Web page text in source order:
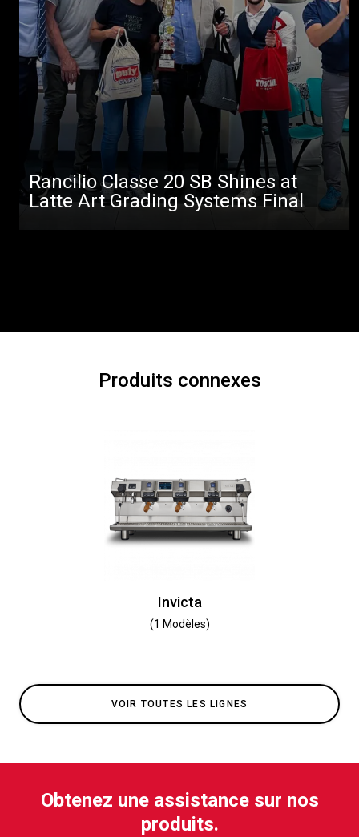
Rancilio Classe 20 SB Shines at
Latte Art Grading Systems Final
Produits connexes
Invicta
(1 Modèles)
VOIR TOUTES LES LIGNES
Obtenez une assistance sur nos
produits.